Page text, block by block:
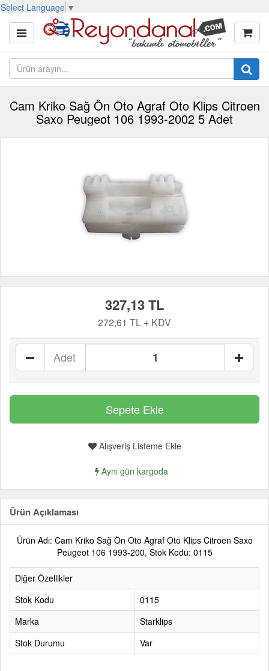
Select Language ▼
Cam Kriko Sağ Ön Oto Agraf Oto Klips Citroen
Saxo Peugeot 106 1993-2002 5 Adet
327,13 TL
272,61 TL + KDV
Adet
Alışveriş Listeme Ekle
Aynı gün kargoda
Ürün Açıklaması
Ürün Adı: Cam Kriko Sağ Ön Oto Agraf Oto Klips Citroen Saxo
Peugeot 106 1993-200, Stok Kodu: 0115
Diğer Özellikler
Stok Kodu
0115
Marka
Starklips
Stok Durumu
Var